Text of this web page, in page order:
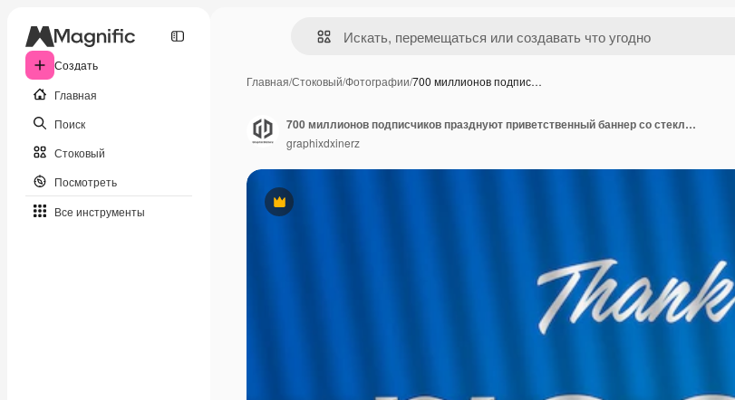
Создать
Главная
Поиск
Стоковый
Посмотреть
Все инструменты
Главная/Стоковый/Фотографии/700 миллионов подпис…
Премиум
700 миллионов подписчиков празднуют приветственный баннер со стеклянным дизайном
graphixdxinerz